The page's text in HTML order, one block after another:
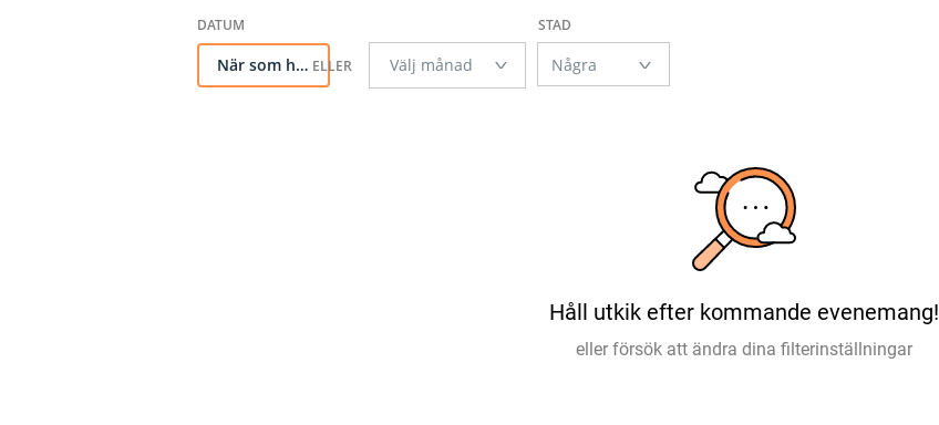
När som helst
Håll utkik efter kommande evenemang!
eller försök att ändra dina filterinställningar